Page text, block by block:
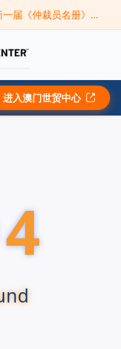
「澳门世界贸易中心仲裁中心」新一届《仲裁员名册》现正接受申请(截止时间：2026年9月30日)
进入澳门世贸中心